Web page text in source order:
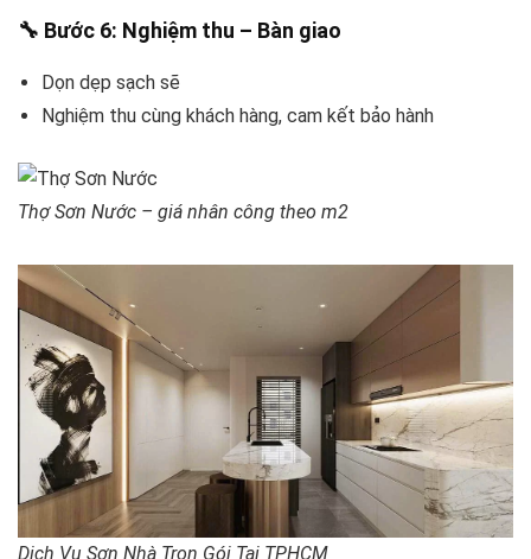
🔧 Bước 6: Nghiệm thu – Bàn giao
Dọn dẹp sạch sẽ
Nghiệm thu cùng khách hàng, cam kết bảo hành
Thợ Sơn Nước – giá nhân công theo m2
Dịch Vụ Sơn Nhà Trọn Gói Tại TPHCM